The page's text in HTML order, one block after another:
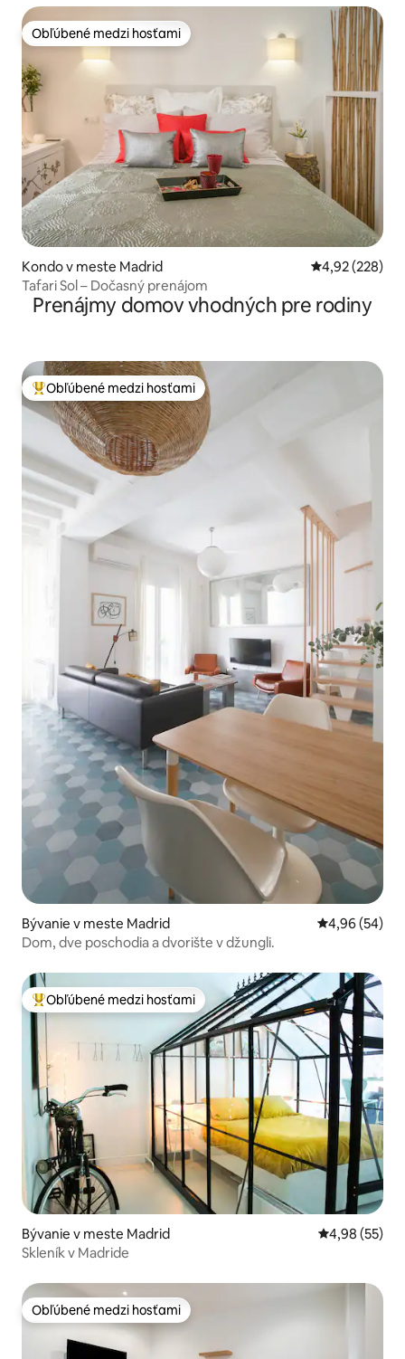
Obľúbené medzi hosťami
Obľúbené medzi hosťami
Kondo v meste Madrid Priemerné
4,92 (228)
Tafari Sol – Dočasný prenájom
Prenájmy domov vhodných pre rodiny
Najobľúbenejšie medzi hosťami
Obľúbené medzi hosťami
Bývanie v meste Madrid Priemerné
4,96 (54)
Dom, dve poschodia a dvorište v džungli.
Najobľúbenejšie medzi hosťami
Obľúbené medzi hosťami
Bývanie v meste Madrid Priemerné
4,98 (55)
Skleník v Madride
Obľúbené medzi hosťami
Obľúbené medzi hosťami